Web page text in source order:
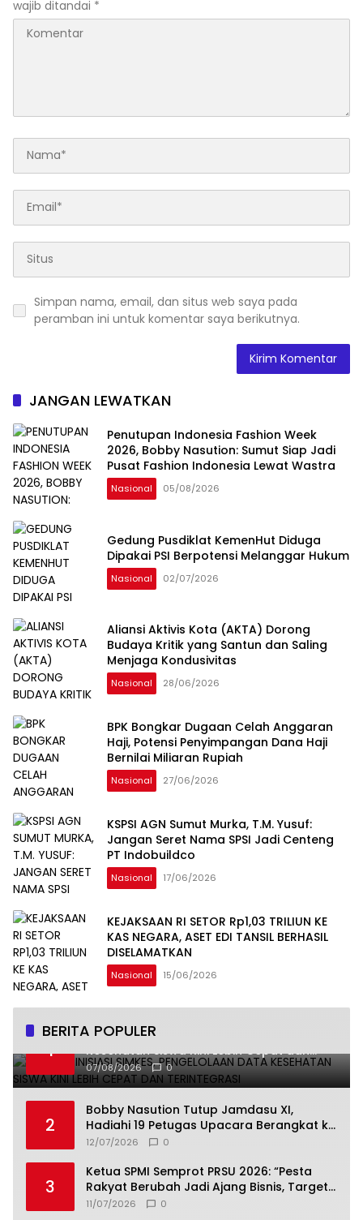
wajib ditandai *
Simpan nama, email, dan situs web saya pada
peramban ini untuk komentar saya berikutnya.
JANGAN LEWATKAN
Penutupan Indonesia Fashion Week
2026, Bobby Nasution: Sumut Siap Jadi
Pusat Fashion Indonesia Lewat Wastra
Nasional 05/08/2026
Gedung Pusdiklat KemenHut Diduga
Dipakai PSI Berpotensi Melanggar Hukum
Nasional 02/07/2026
Aliansi Aktivis Kota (AKTA) Dorong
Budaya Kritik yang Santun dan Saling
Menjaga Kondusivitas
Nasional 28/06/2026
BPK Bongkar Dugaan Celah Anggaran
Haji, Potensi Penyimpangan Dana Haji
Bernilai Miliaran Rupiah
Nasional 27/06/2026
KSPSI AGN Sumut Murka, T.M. Yusuf:
Jangan Seret Nama SPSI Jadi Centeng
PT Indobuildco
Nasional 17/06/2026
KEJAKSAAN RI SETOR Rp1,03 TRILIUN KE
KAS NEGARA, ASET EDI TANSIL BERHASIL
DISELAMATKAN
Nasional 15/06/2026
BERITA POPULER
1
Undhira Inisiasi SIMKES, Pengelolaan Data
Kesehatan Siswa Kini Lebih Cepat dan
Terintegrasi
07/08/2026 0
2
Bobby Nasution Tutup Jamdasu XI,
Hadiahi 19 Petugas Upacara Berangkat ke
Jamnas 2026
12/07/2026 0
3
Ketua SPMI Semprot PRSU 2026: “Pesta
Rakyat Berubah Jadi Ajang Bisnis, Target
300 Ribu Pengunjung Tinggal Slogan”
11/07/2026 0